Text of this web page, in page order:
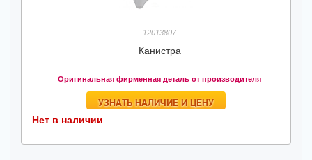
12013807
Канистра
Оригинальная фирменная деталь от производителя
УЗНАТЬ НАЛИЧИЕ И ЦЕНУ
Нет в наличии